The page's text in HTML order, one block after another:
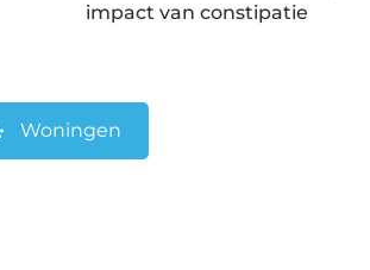
impact van constipatie
Woningen